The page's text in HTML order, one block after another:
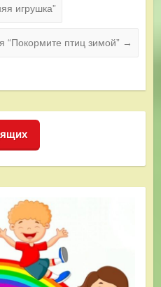
игрушка”
“Покормите птиц зимой” →